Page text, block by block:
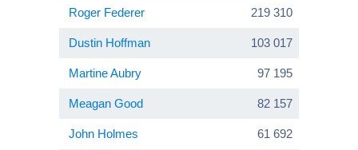
Roger Federer 219 310
Dustin Hoffman 103 017
Martine Aubry 97 195
Meagan Good 82 157
John Holmes 61 692